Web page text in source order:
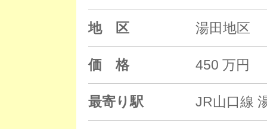
地 区 湯田地区
価 格 450 万
最寄り駅 JR山口線